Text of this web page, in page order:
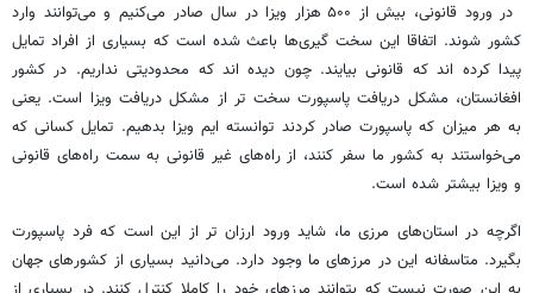
در ورود قانونی، بیش از ۵۰۰ هزار ویزا در سال صادر می‌کنیم و می‌توانند وارد
کشور شوند. اتفاقا این سخت گیری‌ها باعث شده است که بسیاری از افراد تمایل
پیدا کرده اند که قانونی بیایند. چون دیده اند که محدودیتی نداریم. در کشور
افغانستان، مشکل دریافت پاسپورت سخت تر از مشکل دریافت ویزا است. یعنی
به هر میزان که پاسپورت صادر کردند توانسته ایم ویزا بدهیم. تمایل کسانی که
می‌خواستند به کشور ما سفر کنند، از راه‌های غیر قانونی به سمت راه‌های قانونی
و ویزا بیشتر شده است.
اگرچه در استان‌های مرزی ما، شاید ورود ارزان تر از این است که فرد پاسپورت
بگیرد. متاسفانه این در مرزهای ما وجود دارد. می‌دانید بسیاری از کشورهای جهان